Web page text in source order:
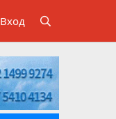
Вход